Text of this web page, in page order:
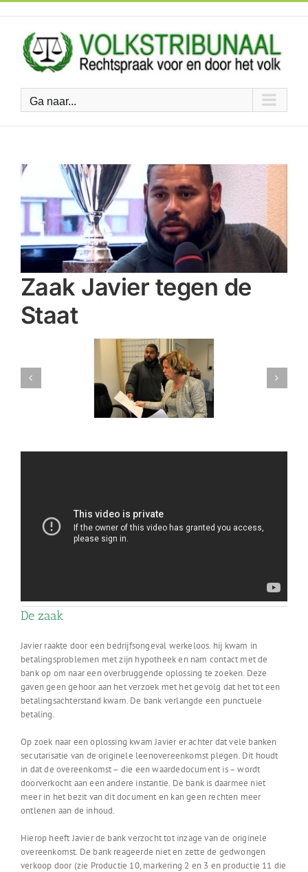
Ga
naar
Ga naar...
Zaak Javier tegen de
Staat
De zaak
Javier raakte door een bedrijfsongeval werkeloos. hij kwam in
betalingsproblemen met zijn hypotheek en nam contact met de
bank op om naar een overbruggende oplossing te zoeken. Deze
gaven geen gehoor aan het verzoek met het gevolg dat het tot een
betalingsachterstand kwam. De bank verlangde een punctuele
betaling.
Op zoek naar een oplossing kwam Javier er achter dat vele banken
secutarisatie van de originele leenovereenkomst plegen. Dit houdt
in dat de overeenkomst – die een waardedocument is – wordt
doorverkocht aan een andere instantie. De bank is daarmee niet
meer in het bezit van dit document en kan geen rechten meer
ontlenen aan de inhoud.
Hierop heeft Javier de bank verzocht tot inzage van de originele
overeenkomst. De bank reageerde niet en zette de gedwongen
verkoop door (zie Productie 10, markering 2 en 3 en productie 11 die